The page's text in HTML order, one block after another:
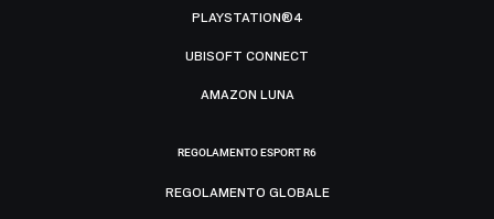
PLAYSTATION®4
UBISOFT CONNECT
AMAZON LUNA
REGOLAMENTO ESPORT R6
REGOLAMENTO GLOBALE